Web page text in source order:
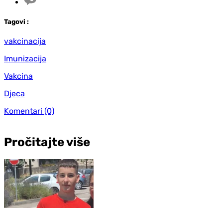
Tagovi :
vakcinacija
Imunizacija
Vakcina
Djeca
Komentari (0)
Pročitajte više